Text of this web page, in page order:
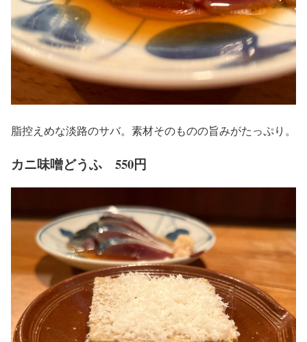
脂控えめな淡路のサバ。素材そのものの旨みがたっぷり。
カニ味噌どうふ 550円